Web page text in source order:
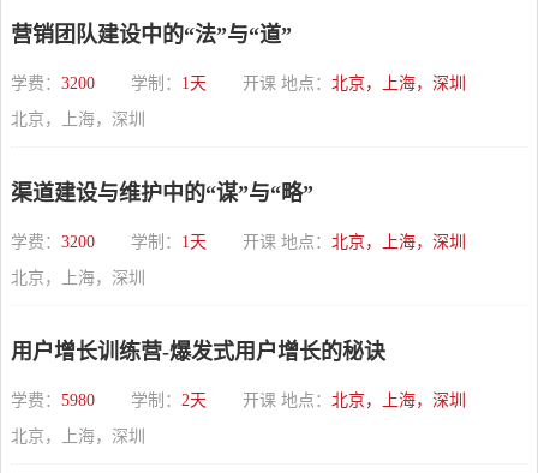
营销团队建设中的“法”与“道”
学费： 3200 学制： 1天 开课 地点： 北京，上海，深圳
北京，上海，深圳
渠道建设与维护中的“谋”与“略”
学费： 3200 学制： 1天 开课 地点： 北京，上海，深圳
北京，上海，深圳
用户增长训练营-爆发式用户增长的秘诀
学费： 5980 学制： 2天 开课 地点： 北京，上海，深圳
北京，上海，深圳